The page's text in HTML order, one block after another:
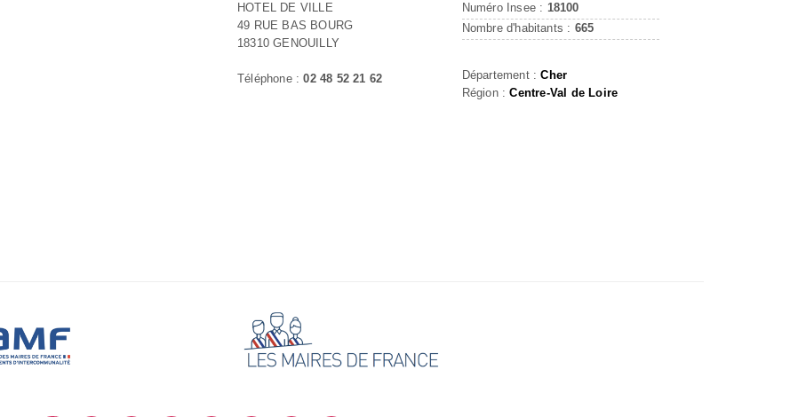
HOTEL DE VILLE
49 RUE BAS BOURG
18310 GENOUILLY
Téléphone :02 48 52 21 62
Numéro Insee : 18100
Nombre d'habitants : 665
Département :Cher
Région :Centre-Val de Loire